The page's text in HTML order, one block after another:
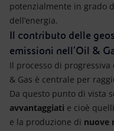
potenzialmente in grado
dell’energia.
Il contributo delle
emissioni nell’Oil &
Il processo di
& Gas è centrale per
Da questo punto di vista
avvantaggiati e cioè
e la produzione di nuove